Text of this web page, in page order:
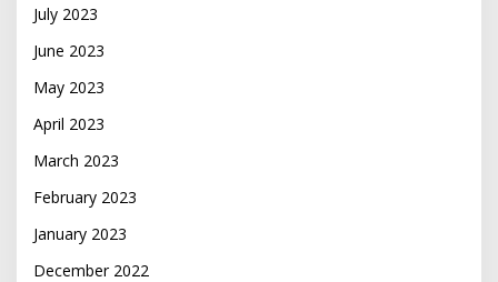
July 2023
June 2023
May 2023
April 2023
March 2023
February 2023
January 2023
December 2022